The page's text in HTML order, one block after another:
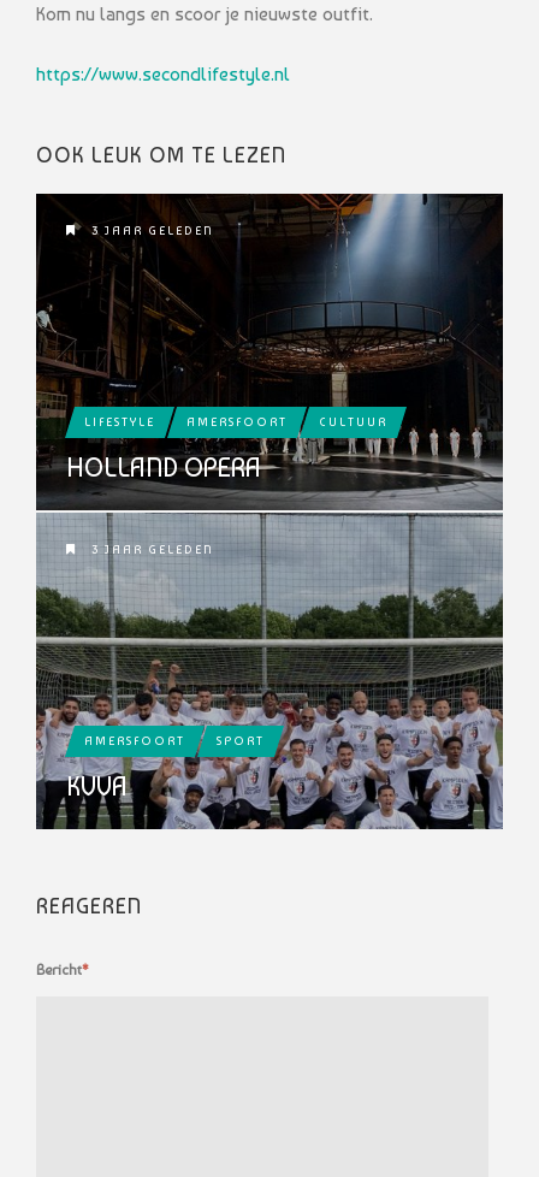
Kom nu langs en scoor je nieuwste outfit.
https://www.secondlifestyle.nl
OOK LEUK OM TE LEZEN
3 JAAR GELEDEN
LIFESTYLE AMERSFOORT CULTUUR
HOLLAND OPERA
3 JAAR GELEDEN
AMERSFOORT SPORT
KVVA
REAGEREN
Bericht*